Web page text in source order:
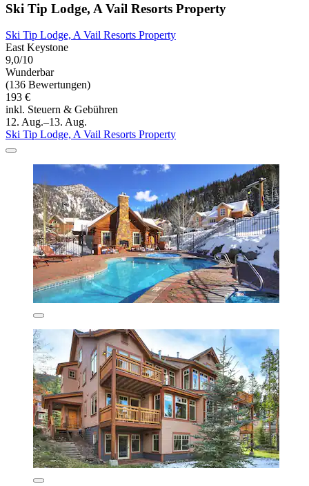
Ski Tip Lodge, A Vail Resorts Property
Ski Tip Lodge, A Vail Resorts Property
East Keystone
9,0/10
Wunderbar
(136 Bewertungen)
193 €
inkl. Steuern & Gebühren
12. Aug.–13. Aug.
Ski Tip Lodge, A Vail Resorts Property